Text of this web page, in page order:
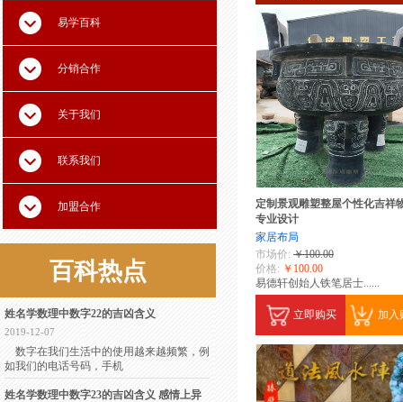
易学百科
分销合作
关于我们
联系我们
加盟合作
定制景观雕塑整屋个性化吉祥
专业设计
家居布局
市场价: ￥100.00
价格: ￥100.00
易德轩创始人铁笔居士......
立即购买 加入
百科热点
姓名学数理中数字22的吉凶含义
2019-12-07
数字在我们生活中的使用越来越频繁，例
如我们的电话号码，手机
姓名学数理中数字23的吉凶含义 感情上异